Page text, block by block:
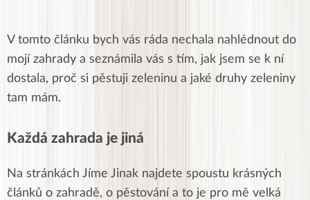
V tomto článku bych vás ráda nechala nahlédnout do
mojí zahrady a seznámila vás s tím, jak jsem se k ní
dostala, proč si pěstuji zeleninu a jaké druhy zeleniny
tam mám.
Každá zahrada je jiná
Na stránkách Jíme Jinak najdete spoustu krásných
článků o zahradě, o pěstování a to je pro mě velká